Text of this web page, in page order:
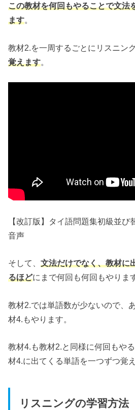
この教材を何回もやることで文法
ます。
教材2.を一周するごとにリスニン
覚えます。
【改訂版】タイ語問題集初級並
音声
そして、文法だけでなく、教材に
るほどにまで何回も何回もやりま
教材2.では単語数が少ないので、
材4.もやります。
教材4.も教材2.と同様に何回もや
材4.に出てくる単語を一つずつ覚
リスニングの学習方法